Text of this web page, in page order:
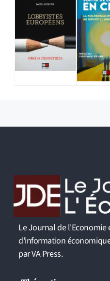
Le Journal de
d'information
par VA Press.